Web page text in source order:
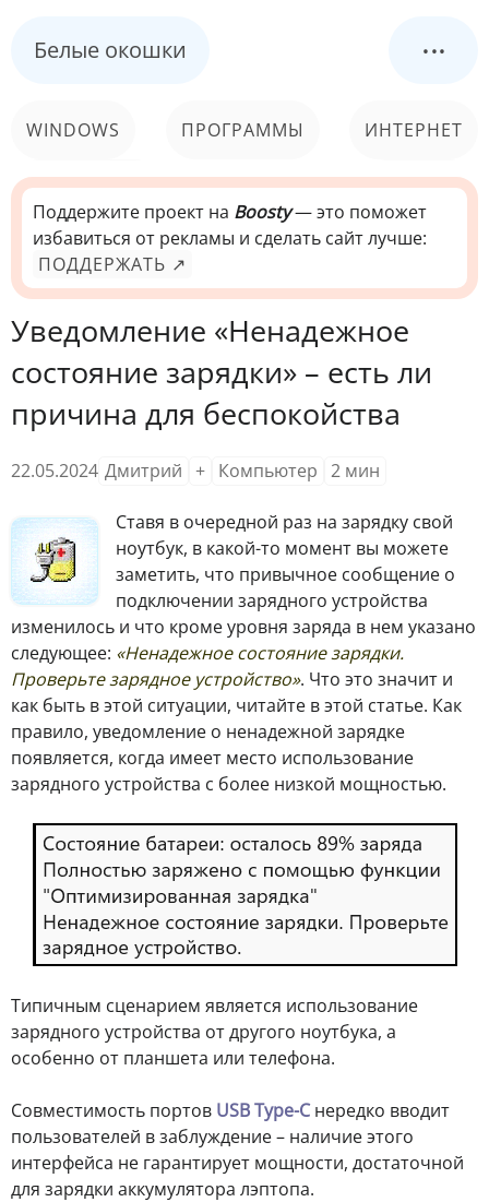
Белые окошки ...
WINDOWS ПРОГРАММЫ ИНТЕРНЕТ
КОМПЬЮТЕР
СИСТЕМА
Поддержите проект на Boosty— это поможет
избавиться от рекламы и сделать сайт лучше:
ПОДДЕРЖАТЬ ↗
Уведомление «Ненадежное
состояние зарядки» – есть ли
причина для беспокойства
22.05.2024 Дмитрий + Компьютер 2 мин
Ставя в очередной раз на зарядку свой
ноутбук, в какой-то момент вы можете
заметить, что привычное сообщение о
подключении зарядного устройства
изменилось и что кроме уровня заряда в нем указано
следующее: «Ненадежное состояние зарядки.
Проверьте зарядное устройство». Что это значит и
как быть в этой ситуации, читайте в этой статье. Как
правило, уведомление о ненадежной зарядке
появляется, когда имеет место использование
зарядного устройства с более низкой мощностью.
Типичным сценарием является использование
зарядного устройства от другого ноутбука, а
особенно от планшета или телефона.
Совместимость портов USB Type-Cнередко вводит
пользователей в заблуждение – наличие этого
интерфейса не гарантирует мощности, достаточной
для зарядки аккумулятора лэптопа.